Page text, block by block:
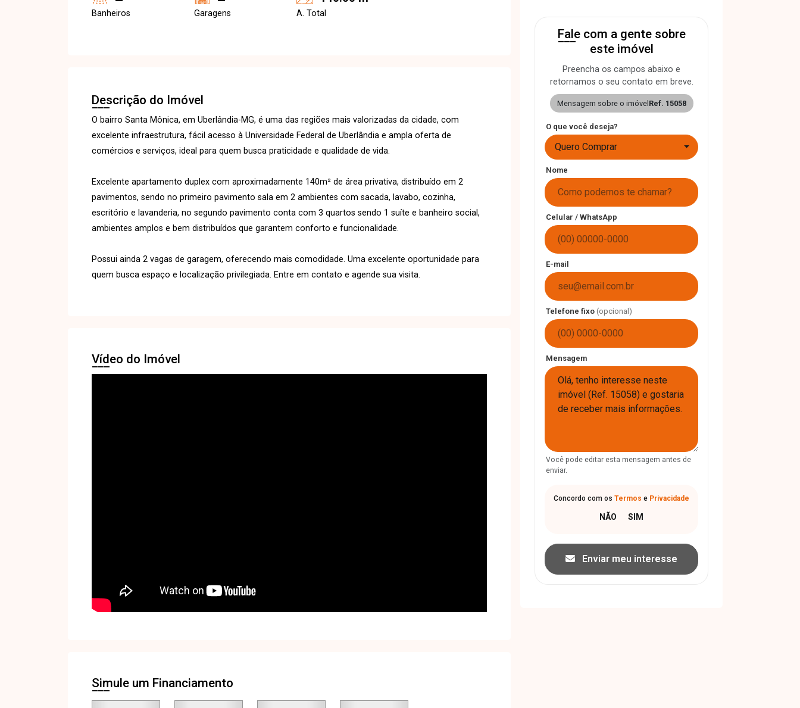
Banheiros Garagens A. Total
Descrição do Imóvel
O bairro Santa Mônica, em Uberlândia-MG, é uma das regiões mais valorizadas da cidade, com
excelente infraestrutura, fácil acesso à Universidade Federal de Uberlândia e ampla oferta de
comércios e serviços, ideal para quem busca praticidade e qualidade de vida.
Excelente apartamento duplex com aproximadamente 140m² de área privativa, distribuído em 2
pavimentos, sendo no primeiro pavimento sala em 2 ambientes com sacada, lavabo, cozinha,
escritório e lavanderia, no segundo pavimento conta com 3 quartos sendo 1 suíte e banheiro social,
ambientes amplos e bem distribuídos que garantem conforto e funcionalidade.
Possui ainda 2 vagas de garagem, oferecendo mais comodidade. Uma excelente oportunidade para
quem busca espaço e localização privilegiada. Entre em contato e agende sua visita.
Vídeo do Imóvel
Simule um Financiamento
Fale com a gente sobre
este imóvel
Preencha os campos abaixo e
retornamos o seu contato em breve.
Mensagem sobre o imóvel Ref. 15058
O que você deseja?
Quero Comprar
Nome
Celular / WhatsApp
E-mail
Telefone fixo (opcional)
Mensagem
Você pode editar esta mensagem antes de
enviar.
Concordo com os Termos e Privacidade
Enviar meu interesse